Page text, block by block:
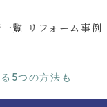
覧 リフォーム事例
5つの方法も